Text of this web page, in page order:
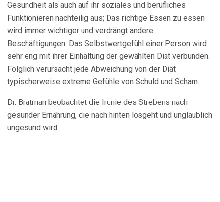
Gesundheit als auch auf ihr soziales und berufliches
Funktionieren nachteilig aus; Das richtige Essen zu essen
wird immer wichtiger und verdrängt andere
Beschäftigungen. Das Selbstwertgefühl einer Person wird
sehr eng mit ihrer Einhaltung der gewählten Diät verbunden.
Folglich verursacht jede Abweichung von der Diät
typischerweise extreme Gefühle von Schuld und Scham.
Dr. Bratman beobachtet die Ironie des Strebens nach
gesunder Ernährung, die nach hinten losgeht und unglaublich
ungesund wird.